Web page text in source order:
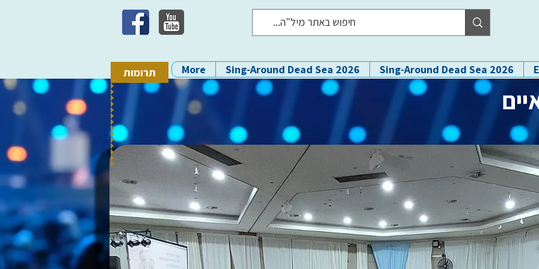
תרומות Sing-Around Dead Sea 2026
Sing-Around Dead Sea 2026
More